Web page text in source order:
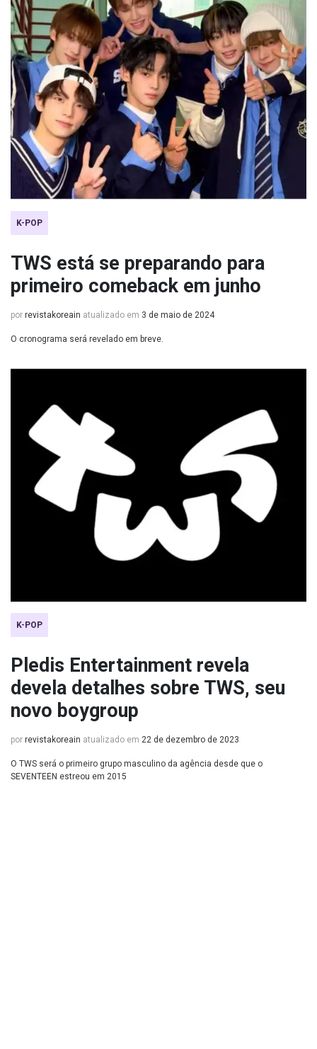
K-POP
TWS está se preparando para
primeiro comeback em junho
por revistakoreain atualizado em 3 de maio de 2024
O cronograma será revelado em breve.
K-POP
Pledis Entertainment revela
devela detalhes sobre TWS, seu
novo boygroup
por revistakoreain atualizado em 22 de dezembro de 2023
O TWS será o primeiro grupo masculino da agência desde que o
SEVENTEEN estreou em 2015